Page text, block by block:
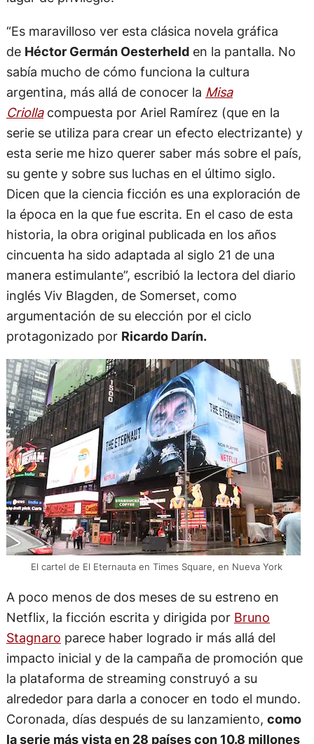
“Es maravilloso ver esta clásica novela gráfica
de Héctor Germán Oesterhelden la pantalla. No
sabía mucho de cómo funciona la cultura
argentina, más allá de conocer la Misa
Criollacompuesta por Ariel Ramírez (que en la
serie se utiliza para crear un efecto electrizante) y
esta serie me hizo querer saber más sobre el país,
su gente y sobre sus luchas en el último siglo.
Dicen que la ciencia ficción es una exploración de
la época en la que fue escrita. En el caso de esta
historia, la obra original publicada en los años
cincuenta ha sido adaptada al siglo 21 de una
manera estimulante”, escribió la lectora del diario
inglés Viv Blagden, de Somerset, como
argumentación de su elección por el ciclo
protagonizado por Ricardo Darín.
El cartel de El Eternauta en Times Square, en Nueva York
A poco menos de dos meses de su estreno en
Netflix, la ficción escrita y dirigida por Bruno
Stagnaro parece haber logrado ir más allá del
impacto inicial y de la campaña de promoción que
la plataforma de streaming construyó a su
alrededor para darla a conocer en todo el mundo.
Coronada, días después de su lanzamiento, como
la serie más vista en 28 países con 10.8 millones